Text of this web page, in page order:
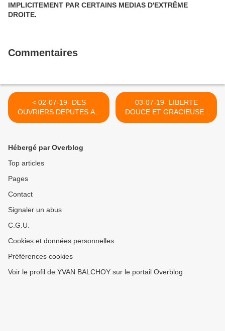
IMPLICITEMENT PAR CERTAINS MEDIAS D'EXTRÊME
DROITE.
Commentaires
< 02-07-19- DES
OUVRIERS DEPUTES AU
PTB
03-07-19- LIBERTE
DOUCE ET GRACIEUSE :
THEODORE AGRIPPA
Hébergé par Overblog
Top articles
Pages
Contact
Signaler un abus
C.G.U.
Cookies et données personnelles
Préférences cookies
Voir le profil de YVAN BALCHOY sur le portail Overblog